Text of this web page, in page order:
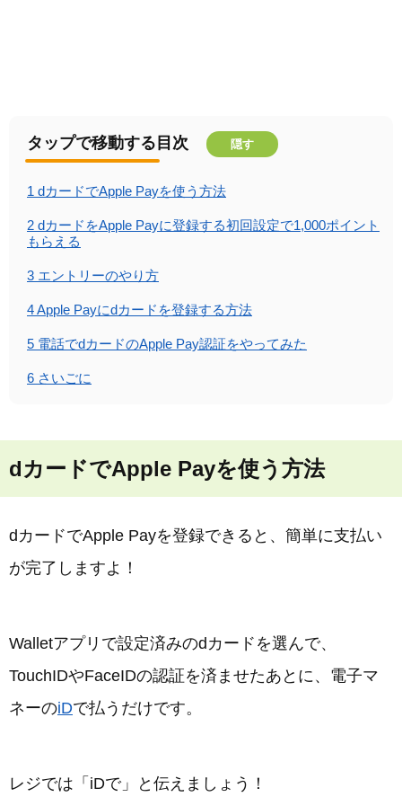
タップで移動する目次 隠す
1 dカードでApple Payを使う方法
2 dカードをApple Payに登録する初回設定で1,000ポイント
もらえる
3 エントリーのやり方
4Apple Payにdカードを登録する方法
5 電話でdカードのApple Pay認証をやってみた
6 さいごに
dカードでApple Payを使う方法
dカードでApple Payを登録できると、簡単に支払い
が完了しますよ！
Walletアプリで設定済みのdカードを選んで、
TouchIDやFaceIDの認証を済ませたあとに、電子マ
ネーのiDで払うだけです。
レジでは「iDで」と伝えましょう！